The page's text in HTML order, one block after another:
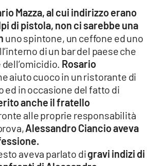
Mazza, al cui indirizzo erano
di pistola, non ci sarebbe una
uno spintone, un ceffone ed uno
di un bar del paese che
Rosario
aiuto cuoco in un ristorante di
ed in occasione del fatto di
anche il fratello
alle proprie responsabilità
Alessandro Ciancio aveva
aveva parlato digravi indizi di